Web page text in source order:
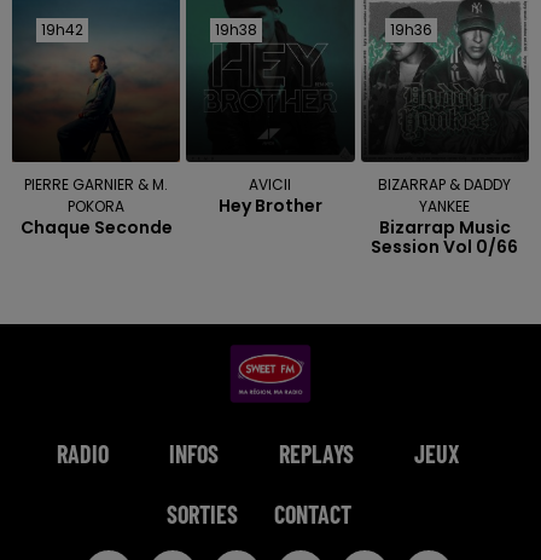
19h42
19h42
PIERRE GARNIER & M.
POKORA
Chaque Seconde
19h38
19h38
AVICII
Hey Brother
19h36
19h36
BIZARRAP & DADDY
YANKEE
Bizarrap Music
Session Vol 0/66
RADIO INFOS REPLAYS JEUX
SORTIES CONTACT